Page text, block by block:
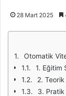
28 Mart 2025
Otomatik
1. Eğitim
2.
3. Pratik